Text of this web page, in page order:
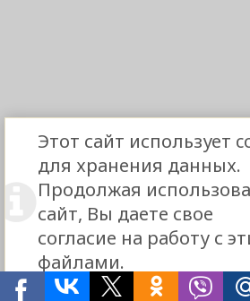
Этот сайт использует
для хранения данных.
Продолжая
сайт, Вы даете свое
согласие на работу с
файлами.